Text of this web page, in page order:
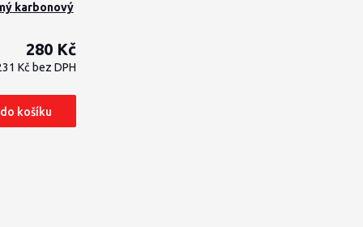
karbonový
280 Kč
Kčbez DPH
košíku